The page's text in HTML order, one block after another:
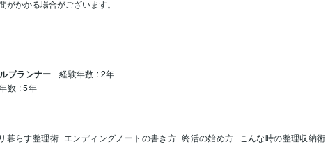
かかる場合がございます。
プランナー 経験年数 : 2年
数 : 5年
暮らす整理術 エンディングノートの書き方 終活の始め方 こんな時の整理収納術